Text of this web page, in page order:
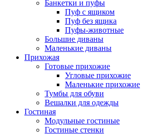
Банкетки и пуфы
Пуф с ящиком
Пуф без ящика
Пуфы-животные
Большие диваны
Маленькие диваны
Прихожая
Готовые прихожие
Угловые прихожие
Маленькие прихожие
Тумбы для обуви
Вешалки для одежды
Гостиная
Модульные гостиные
Гостиные стенки